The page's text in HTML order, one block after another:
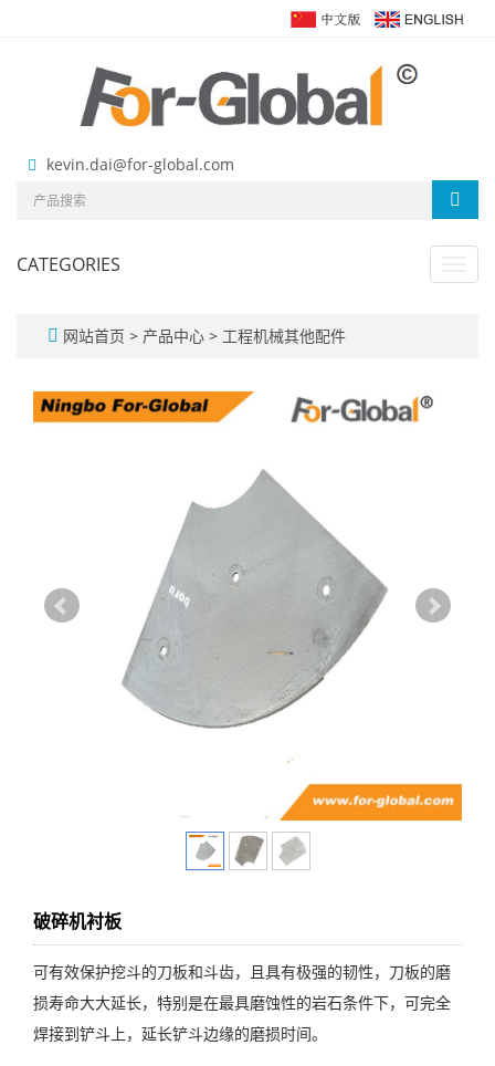
kevin.dai@for-global.com
CATEGORIES
网站首页 > 产品中心 > 工程机械其他配件
破碎机衬板
可有效保护挖斗的刀板和斗齿，且具有极强的韧性，刀板的磨
损寿命大大延长，特别是在最具磨蚀性的岩石条件下，可完全
焊接到铲斗上，延长铲斗边缘的磨损时间。